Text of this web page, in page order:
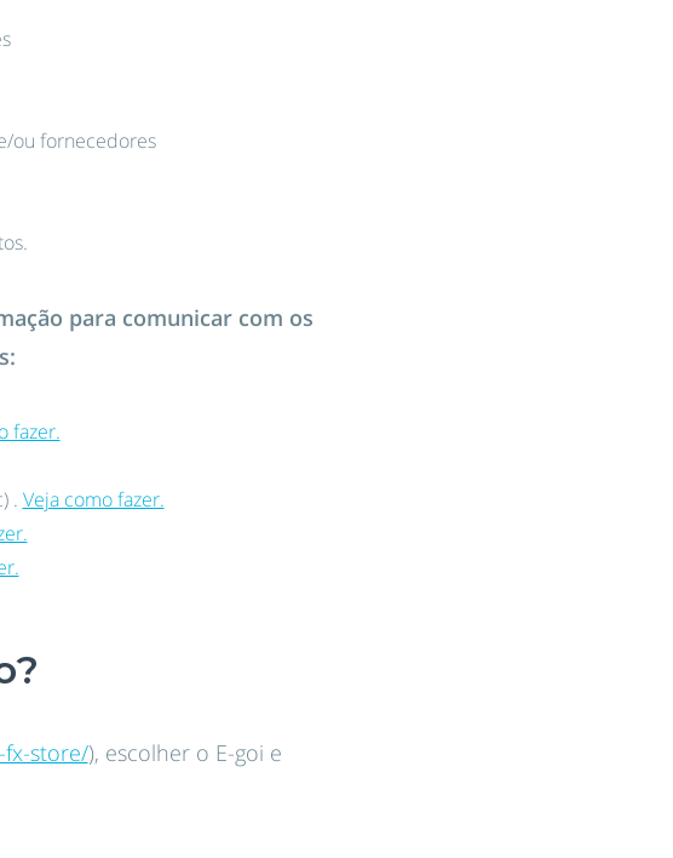
ou fornecedores
para comunicar com os
fazer.
. Veja como fazer.
fx-store/), escolher o E-goi e